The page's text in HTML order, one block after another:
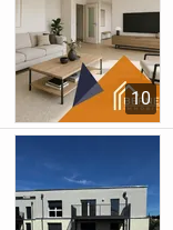
10